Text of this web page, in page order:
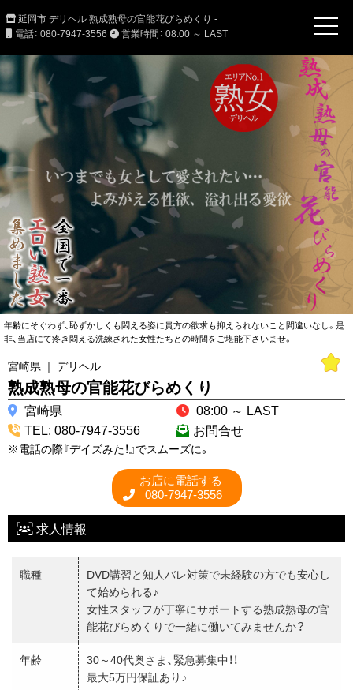
延岡市 デリヘル 熟成熟母の官能花びらめくり -
電話： 080-7947-3556
営業時間： 08:00 ～ LAST
年齢にそぐわず、恥ずかしくも悶える姿に貴方の欲求も抑えられないこと間違いなし。是
非、当店にて疼き悶える洗練された女性たちとの時間をご堪能下さいませ。
宮崎県 ｜ デリヘル
熟成熟母の官能花びらめくり
宮崎県
08:00 ～ LAST
TEL: 080-7947-3556
お問合せ
※電話の際『デイズみた！』でスムーズに。
お店に電話する
080-7947-3556
求人情報
職種
DVD講習と知人バレ対策で未経験の方でも安心し
て始められる♪
女性スタッフが丁寧にサポートする熟成熟母の官
能花びらめくりで一緒に働いてみませんか？
年齢
30～40代奥さま、緊急募集中！！
最大5万円保証あり♪